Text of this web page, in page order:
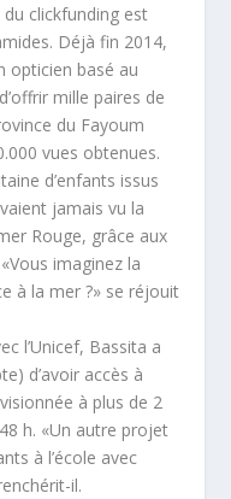
du clickfunding est
Déjà fin 2014,
opticien basé au
mille paires de
du Fayoum
vues obtenues.
d’enfants issus
jamais vu la
Rouge, grâce aux
imaginez la
à la mer ?» se réjouit
l’Unicef, Bassita a
d’avoir accès à
à plus de 2
h. «Un autre projet
à l’école avec
il.